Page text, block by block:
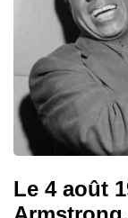
Le 4 août